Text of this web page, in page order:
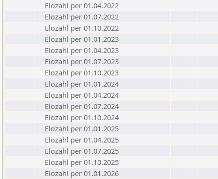
Elozahl per 01.04.2022
Elozahl per 01.07.2022
Elozahl per 01.10.2022
Elozahl per 01.01.2023
Elozahl per 01.04.2023
Elozahl per 01.07.2023
Elozahl per 01.10.2023
Elozahl per 01.01.2024
Elozahl per 01.04.2024
Elozahl per 01.07.2024
Elozahl per 01.10.2024
Elozahl per 01.01.2025
Elozahl per 01.04.2025
Elozahl per 01.07.2025
Elozahl per 01.10.2025
Elozahl per 01.01.2026